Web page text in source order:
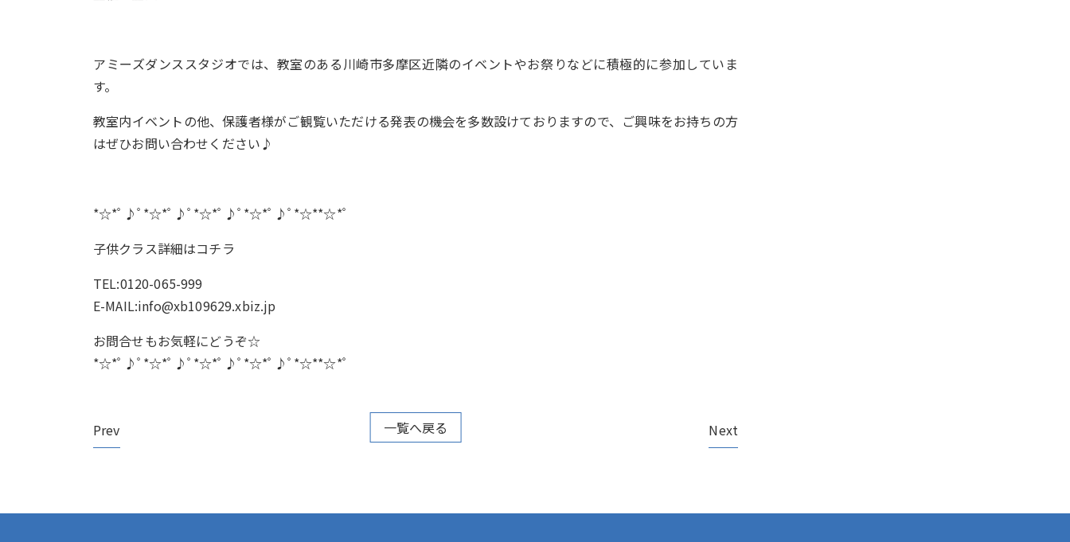
アミーズダンススタジオでは、教室のある川崎市多摩区近隣のイベントやお祭りなどに積極的に参加していま
す。
教室内イベントの他、保護者様がご観覧いただける発表の機会を多数設けておりますので、ご興味をお持ちの方
はぜひお問い合わせください♪
*☆*ﾟ♪ﾟ*☆*ﾟ♪ﾟ*☆*ﾟ♪ﾟ*☆*ﾟ♪ﾟ*☆**☆*ﾟ
子供クラス詳細はコチラ
TEL:0120-065-999
E-MAIL:info@xb109629.xbiz.jp
お問合せもお気軽にどうぞ☆
*☆*ﾟ♪ﾟ*☆*ﾟ♪ﾟ*☆*ﾟ♪ﾟ*☆*ﾟ♪ﾟ*☆**☆*ﾟ
Prev 一覧へ戻る Next